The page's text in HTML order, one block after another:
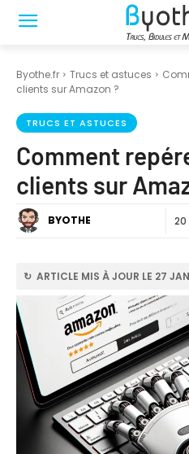
Byothe.fr Trucs et astuces
clients sur Amazon ?
TRUCS ET ASTUCES
Comment
clients sur
BYOTHE 20
↻ ARTICLE MIS À JOUR LE 27